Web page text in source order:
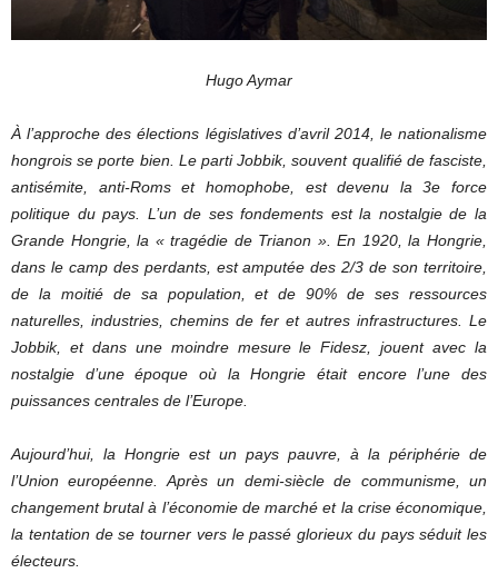
Hugo Aymar
À l’approche des élections législatives d’avril 2014, le nationalisme
hongrois se porte bien. Le parti Jobbik, souvent qualifié de fasciste,
antisémite, anti-Roms et homophobe, est devenu la 3e force
politique du pays. L’un de ses fondements est la nostalgie de la
Grande Hongrie, la « tragédie de Trianon ». En 1920, la Hongrie,
dans le camp des perdants, est amputée des 2/3 de son territoire,
de la moitié de sa population, et de 90% de ses ressources
naturelles, industries, chemins de fer et autres infrastructures. Le
Jobbik, et dans une moindre mesure le Fidesz, jouent avec la
nostalgie d’une époque où la Hongrie était encore l’une des
puissances centrales de l’Europe.
Aujourd’hui, la Hongrie est un pays pauvre, à la périphérie de
l’Union européenne. Après un demi-siècle de communisme, un
changement brutal à l’économie de marché et la crise économique,
la tentation de se tourner vers le passé glorieux du pays séduit les
électeurs.